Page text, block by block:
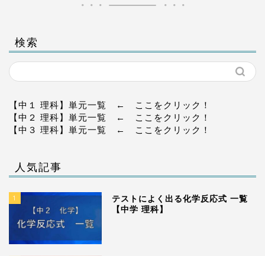
検索
【中１ 理科】単元一覧 ← ここをクリック！
【中２ 理科】単元一覧 ← ここをクリック！
【中３ 理科】単元一覧 ← ここをクリック！
人気記事
1
テストによく出る化学反応式 一覧
【中学 理科】